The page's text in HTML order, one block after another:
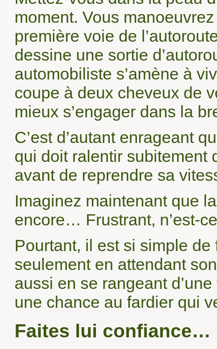
moment. Vous
première voie de
dessine une sortie
automobiliste s’amène à
coupe à deux cheveux de
mieux s’engager dans la
C’est d’autant enrageant
qui doit ralentir subitement
avant de reprendre sa
Imaginez maintenant que
encore… Frustrant, n’est-
Pourtant, il est si simple
seulement en attendant
aussi en se rangeant
une chance au fardier qui
Faites lui confiance…